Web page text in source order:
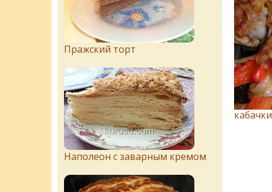
кабачки
Пражский торт
Наполеон с заварным кремом